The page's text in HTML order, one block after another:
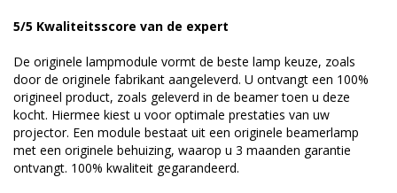
5/5 Kwaliteitsscore van de expert
De originele lampmodule vormt de beste lamp keuze, zoals
door de originele fabrikant aangeleverd. U ontvangt een 100%
origineel product, zoals geleverd in de beamer toen u deze
kocht. Hiermee kiest u voor optimale prestaties van uw
projector. Een module bestaat uit een originele beamerlamp
met een originele behuizing, waarop u 3 maanden garantie
ontvangt. 100% kwaliteit gegarandeerd.